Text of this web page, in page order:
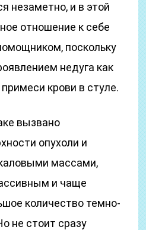
незаметно, и в этой
отношение к себе
поскольку
недуга как
крови в стуле.
вызвано
опухоли и
массами,
и чаще
количество темно-
не стоит сразу